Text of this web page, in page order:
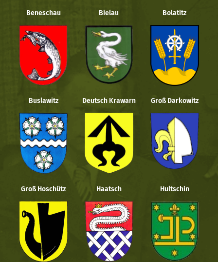
Beneschau Bielau Bolatitz
Buslawitz Deutsch Krawarn Groß Darkowitz
Groß Hoschütz Haatsch Hultschin